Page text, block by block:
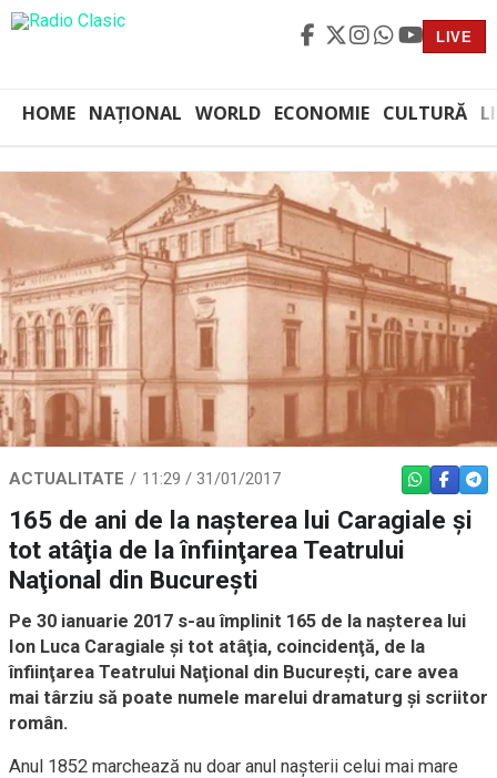
LIVE
HOME NAȚIONAL WORLD ECONOMIE CULTURĂ
ACTUALITATE 11:29 / 31/01/2017 WHATSAPP
165 de ani de la naşterea lui Caragiale şi
tot atâţia de la înfiinţarea Teatrului
Naţional din Bucureşti
Pe 30 ianuarie 2017 s-au împlinit 165 de la naşterea lui
Ion Luca Caragiale şi tot atâţia, coincidenţă, de la
înfiinţarea Teatrului Naţional din Bucureşti, care avea
mai târziu să poate numele marelui dramaturg şi scriitor
român.
Anul 1852 marchează nu doar anul naşterii celui mai mare